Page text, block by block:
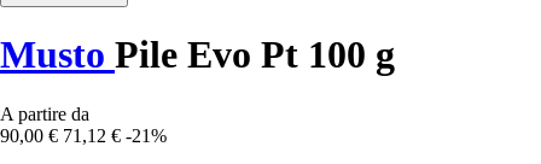
Musto Pile Evo Pt 100 g
A partire da
90,00 € 71,12 € -21%